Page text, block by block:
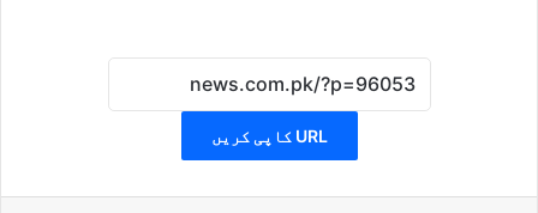
URL کاپی کریں